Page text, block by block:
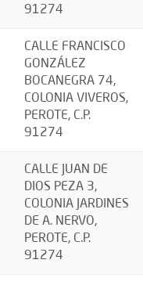
91274
CALLE FRANCISCO
GONZÁLEZ
BOCANEGRA 74,
COLONIA VIVEROS,
PEROTE, C.P.
91274
CALLE JUAN DE
DIOS PEZA 3,
COLONIA JARDINES
DE A. NERVO,
PEROTE, C.P.
91274